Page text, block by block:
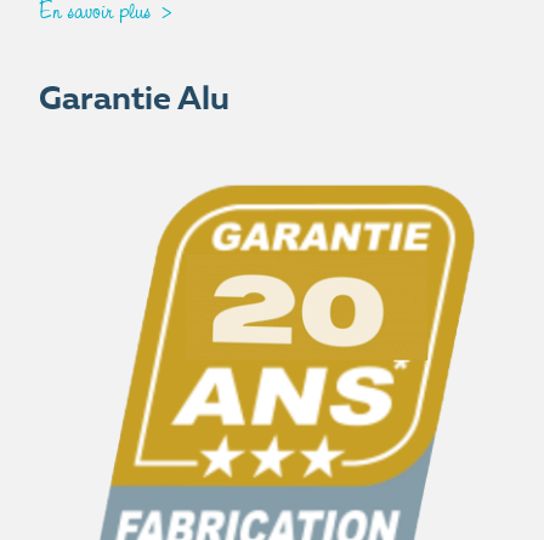
En savoir plus
Garantie Alu